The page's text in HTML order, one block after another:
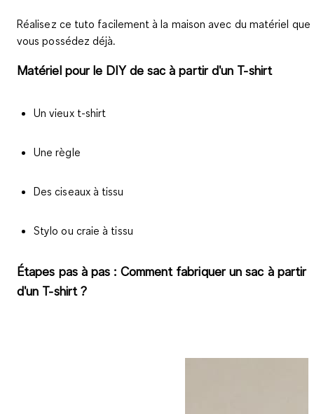
Réalisez ce tuto facilement à la maison avec du matériel que
vous possédez déjà.
Matériel pour le DIY de sac à partir d'un T-shirt
Un vieux t-shirt
Une règle
Des ciseaux à tissu
Stylo ou craie à tissu
Étapes pas à pas : Comment fabriquer un sac à partir
d'un T-shirt ?